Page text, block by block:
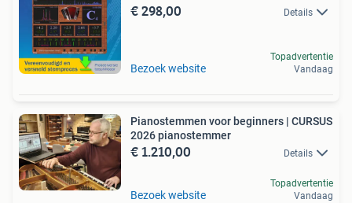
€ 298,00 Details
Bezoek website
Topadvertentie
Vandaag
Pianostemmen voor beginners | CURSUS
2026 pianostemmer
€ 1.210,00 Details
Bezoek website
Topadvertentie
Vandaag